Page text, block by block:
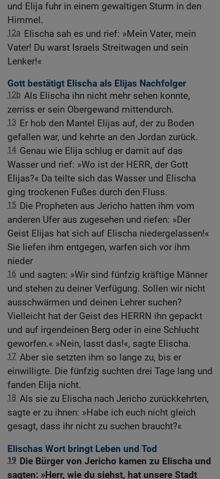
und Elija fuhr in einem gewaltigen Sturm in den
Himmel.
12a Elischa sah es und rief: »Mein Vater, mein
Vater! Du warst Israels Streitwagen und sein
Lenker!«
Gott bestätigt Elischa als Elijas Nachfolger
12b Als Elischa ihn nicht mehr sehen konnte,
zerriss er sein Obergewand mittendurch.
13 Er hob den Mantel Elijas auf, der zu Boden
gefallen war, und kehrte an den Jordan zurück.
14 Genau wie Elija schlug er damit auf das
Wasser und rief: »Wo ist der HERR, der Gott
Elijas?« Da teilte sich das Wasser und Elischa
ging trockenen Fußes durch den Fluss.
15 Die Propheten aus Jericho hatten ihm vom
anderen Ufer aus zugesehen und riefen: »Der
Geist Elijas hat sich auf Elischa niedergelassen!«
Sie liefen ihm entgegen, warfen sich vor ihm
nieder
16 und sagten: »Wir sind fünfzig kräftige Männer
und stehen zu deiner Verfügung. Sollen wir nicht
ausschwärmen und deinen Lehrer suchen?
Vielleicht hat der Geist des HERRN ihn gepackt
und auf irgendeinen Berg oder in eine Schlucht
geworfen.« »Nein, lasst das!«, sagte Elischa.
17 Aber sie setzten ihm so lange zu, bis er
einwilligte. Die fünfzig suchten drei Tage lang und
fanden Elija nicht.
18 Als sie zu Elischa nach Jericho zurückkehrten,
sagte er zu ihnen: »Habe ich euch nicht gleich
gesagt, dass ihr nicht zu suchen braucht?«
Elischas Wort bringt Leben und Tod
19 Die Bürger von Jericho kamen zu Elischa und
sagten: »Herr, wie du siehst, hat unsere Stadt